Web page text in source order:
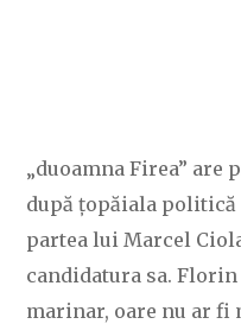
P.S. Cu
„duoamna Firea” are
după țopăiala politică
partea lui Marcel
candidatura sa. Florin
marinar, oare nu ar fi